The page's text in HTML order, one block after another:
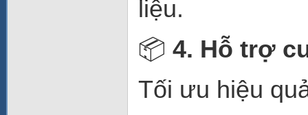
liệu.
📦 4. Hỗ trợ
Tối ưu hiệu